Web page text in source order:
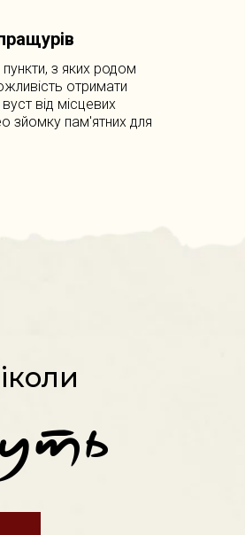
з яких родом
отримати
від місцевих
зйомку пам'ятних для